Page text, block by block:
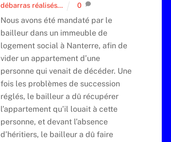
débarras réalisés...
0
Nous avons été mandaté par le
bailleur dans un immeuble de
logement social à Nanterre, afin de
vider un appartement d’une
personne qui venait de décéder. Une
fois les problèmes de succession
réglés, le bailleur a dû récupérer
l’appartement qu’il louait à cette
personne, et devant l’absence
d’héritiers, le bailleur a dû faire